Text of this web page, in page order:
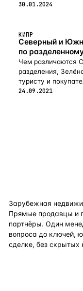
30.01.2024
КИПР
Северный и
по
Чем различаются
разделения,
туристу и
24.09.2021
Зарубежная
Прямые продавцы и
партнёры. Один
вопроса до ключей,
сделке, без скрытых